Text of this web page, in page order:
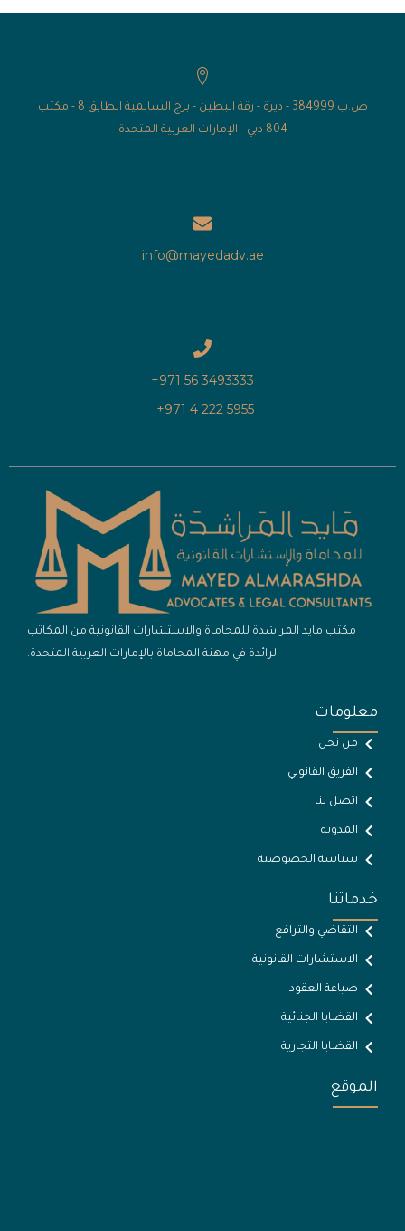
ص.ب 384999 - ديرة - رقة البطين - برج السالمية الطابق 8 - مكتب
804 دبي - الإمارات العربية المتحدة
info@mayedadv.ae
3493333 56 971+
5955 222 4 971+
مكتب مايد المراشدة للمحاماة والاستشارات القانونية من المكاتب
الرائدة في مهنة المحاماة بالإمارات العربية المتحدة.
معلومات
من نحن
الفريق القانوني
اتصل بنا
المدونة
سياسة الخصوصية
خدماتنا
التقاضي والترافع
الاستشارات القانونية
صياغة العقود
القضايا الجنائية
القضايا التجارية
الموقع